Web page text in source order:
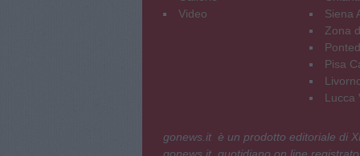
Video
Siena
Zona
Pisa
Lucca
gonews.it è un prodotto editoriale di